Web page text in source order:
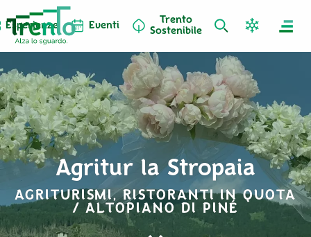
Esperienze Eventi
Trento
Sostenibile
Agritur la Stropaia
AGRITURISMI, RISTORANTI IN QUOTA
/ ALTOPIANO DI PINÉ